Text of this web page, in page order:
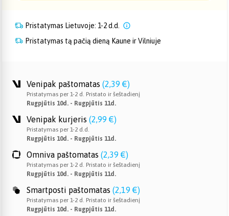
Pristatymas Lietuvoje: 1-2 d.d.
Pristatymas tą pačią dieną Kaune ir Vilniuje
Venipak paštomatas (2,39 €)
Pristatymas per 1-2 d. Pristato ir šeštadienį
Rugpjūtis 10d. - Rugpjūtis 11d.
Venipak kurjeris (2,99 €)
Pristatymas per 1-2 d.d.
Rugpjūtis 10d. - Rugpjūtis 11d.
Omniva paštomatas (2,39 €)
Pristatymas per 1-2 d. Pristato ir šeštadienį
Rugpjūtis 10d. - Rugpjūtis 11d.
Smartposti paštomatas (2,19 €)
Pristatymas per 1-2 d. Pristato ir šeštadienį
Rugpjūtis 10d. - Rugpjūtis 11d.